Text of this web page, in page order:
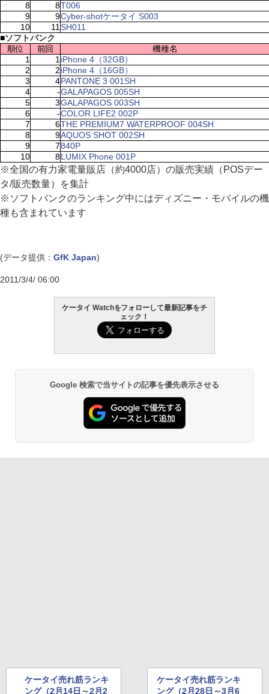
8
8T006
9
9Cyber-shotケータイ S003
10
11 SH011
■ソフトバンク
順位
前回
機種名
1
1 iPhone 4（32GB）
2
2iPhone 4（16GB）
3
4PANTONE 3 001SH
4
-GALAPAGOS 005SH
5
3GALAPAGOS 003SH
6
-COLOR LIFE2 002P
7
6THE PREMIUM7 WATERPROOF 004SH
8
9AQUOS SHOT 002SH
9
7840P
10
8LUMIX Phone 001P
※全国の有力家電量販店（約4000店）の販売実績（POSデー
タ/販売数量）を集計
※ソフトバンクのランキング中にはディズニー・モバイルの機
種も含まれています
(データ提供： GfK Japan)
2011/3/4/ 06:00
ケータイ Watchをフォローして最新記事をチ
ェック！
Google 検索で当サイトの記事を優先表示させる
ケータイ売れ筋ランキ
ング（2月14日～2月2
ケータイ売れ筋ランキ
ング（2月28日～3月6